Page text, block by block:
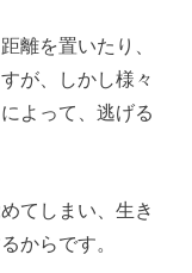
離を置いたり、
が、しかし様々
よって、逃げる
てしまい、生き
からです。